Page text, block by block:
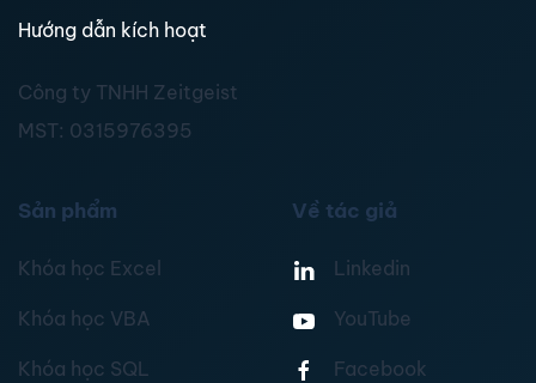
Hướng dẫn kích hoạt
Công ty TNHH Zeitgeist
MST: 0315976395
Sản phẩm
Khóa học Excel
Khóa học VBA
Khóa học SQL
Về tác giả
Linkedin
YouTube
Facebook